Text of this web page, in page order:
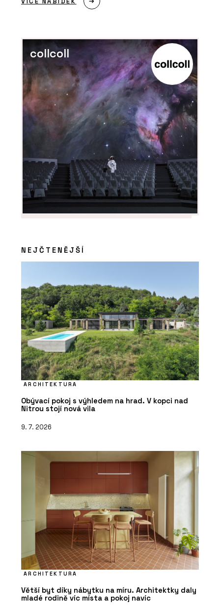
Kde v olympijském Livignu po sportu
zrelaxovat? Ve wellness s českou
stopou
PRODUKTY
Bazénové zakrytí - Aquamarine Spa
PRODUKTY
Vířivky – Aquamarine Spa
collcoll
NEJČTENĚJŠÍ
ARCHITEKTURA
Obývací pokoj s výhledem na hrad. V kopci nad
Nitrou stojí nová vila
9. 7. 2026
ARCHITEKTURA
Větší byt díky nábytku na míru. Architektky daly
mladé rodině víc místa a pokoj navíc